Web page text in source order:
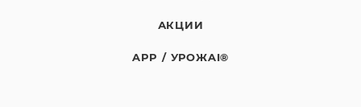
АКЦИИ
APP / УРОЖAI®